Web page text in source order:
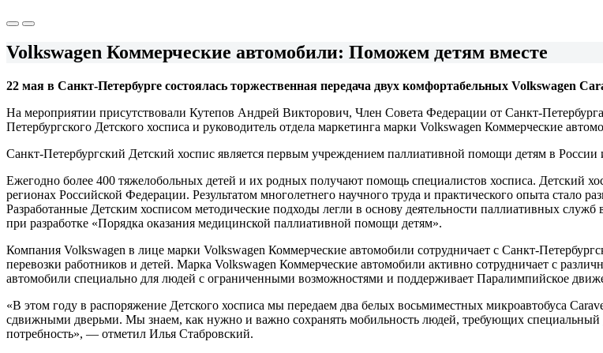
Volkswagen Коммерческие автомобили: Поможем детям вместе
22 мая в Санкт-Петербурге состоялась торжественная передача двух комфортабельных Volkswagen
На мероприятии присутствовали Кутепов Андрей Викторович, Член Совета Федерации от Санкт-
Петербургского Детского хосписа и руководитель отдела маркетинга марки Volkswagen Коммерческие
Санкт-Петербургский Детский хоспис является первым учреждением паллиативной помощи детям в России
Ежегодно более 400 тяжелобольных детей и их родных получают помощь специалистов хосписа. Детский
регионах Российской Федерации. Результатом многолетнего научного труда и практического опыта стало
Разработанные Детским хосписом методические подходы легли в основу деятельности паллиативных
при разработке «Порядка оказания медицинской паллиативной помощи детям».
Компания Volkswagen в лице марки Volkswagen Коммерческие автомобили сотрудничает с Санкт-
перевозки работников и детей. Марка Volkswagen Коммерческие автомобили активно сотрудничает с
автомобили специально для людей с ограниченными возможностями и поддерживает Паралимпийское
«В этом году в распоряжение Детского хосписа мы передаем два белых восьмиместных микроавтобуса
сдвижными дверьми. Мы знаем, как нужно и важно сохранять мобильность людей, требующих
потребность», — отметил Илья Стабровский.